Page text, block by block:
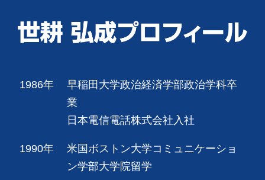
1986年
早稲田大学政治経済学部政治学科卒
業
日本電信電話株式会社入社
1990年
米国ボストン大学コミュニケーショ
ン学部大学院留学